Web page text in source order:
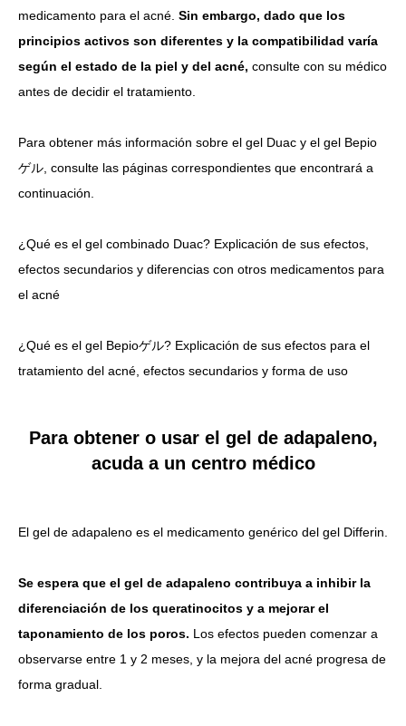
medicamento para el acné. Sin embargo, dado que los
principios activos son diferentes y la compatibilidad varía
según el estado de la piel y del acné, consulte con su médico
antes de decidir el tratamiento.
Para obtener más información sobre el gel Duac y el gel Bepio
ゲル, consulte las páginas correspondientes que encontrará a
continuación.
¿Qué es el gel combinado Duac? Explicación de sus efectos,
efectos secundarios y diferencias con otros medicamentos para
el acné
¿Qué es el gel Bepioゲル? Explicación de sus efectos para el
tratamiento del acné, efectos secundarios y forma de uso
Para obtener o usar el gel de adapaleno,
acuda a un centro médico
El gel de adapaleno es el medicamento genérico del gel Differin.
Se espera que el gel de adapaleno contribuya a inhibir la
diferenciación de los queratinocitos y a mejorar el
taponamiento de los poros. Los efectos pueden comenzar a
observarse entre 1 y 2 meses, y la mejora del acné progresa de
forma gradual.